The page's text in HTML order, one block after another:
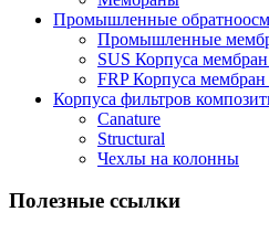
Промышленные
Промышленные
SUS Корпуса
FRP Корпуса
Корпуса фильтров
Canature
Structural
Чехлы на колонны
Полезные ссылки